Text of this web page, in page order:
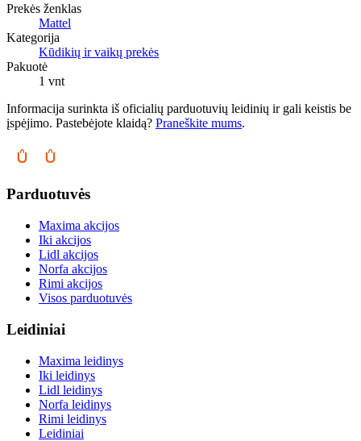
Prekės ženklas
Mattel
Kategorija
Kūdikių ir vaikų prekės
Pakuotė
1 vnt
Informacija surinkta iš oficialių parduotuvių leidinių ir gali keistis be
įspėjimo. Pastebėjote klaidą? Praneškite mums.
Parduotuvės
Maxima akcijos
Iki akcijos
Lidl akcijos
Norfa akcijos
Rimi akcijos
Visos parduotuvės
Leidiniai
Maxima leidinys
Iki leidinys
Lidl leidinys
Norfa leidinys
Rimi leidinys
Leidiniai